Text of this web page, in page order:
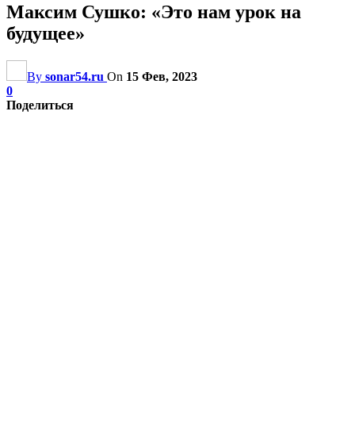
Максим Сушко: «Это нам урок на
будущее»
By sonar54.ru On 15 Фев, 2023
0
Поделиться